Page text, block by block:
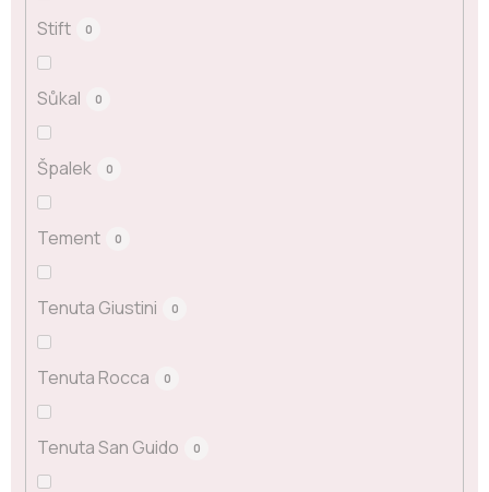
Stift 0
Sůkal 0
Špalek 0
Tement 0
Tenuta Giustini 0
Tenuta Rocca 0
Tenuta San Guido 0